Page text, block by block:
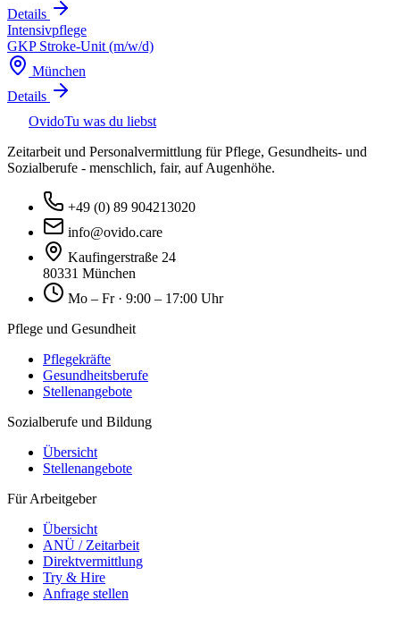
Details
Intensivpflege
GKP Stroke-Unit (m/w/d)
München
Details
OvidoTu was du liebst
Zeitarbeit und Personalvermittlung für Pflege, Gesundheits- und
Sozialberufe - menschlich, fair, auf Augenhöhe.
+49 (0) 89 904213020
info@ovido.care
Kaufingerstraße 24
80331 München
Mo – Fr · 9:00 – 17:00 Uhr
Pflege und Gesundheit
Pflegekräfte
Gesundheitsberufe
Stellenangebote
Sozialberufe und Bildung
Übersicht
Stellenangebote
Für Arbeitgeber
Übersicht
ANÜ / Zeitarbeit
Direktvermittlung
Try & Hire
Anfrage stellen